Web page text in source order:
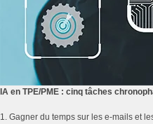
IA en TPE/PME : cinq tâches
1. Gagner du temps sur les e-mails et